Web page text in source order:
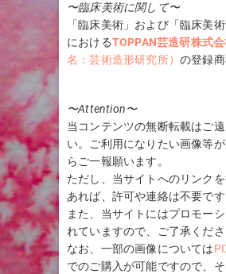
〜臨床美術に関して〜
「臨床美術」および「臨床美
におけるTOPPAN芸造研株式
名：芸術造形研究所） の登録商
〜Attention〜
当コンテンツの無断転載はご遠
い。ご利用になりたい画像等
らご一報願います。
ただし、当サイトへのリンク
あれば、許可や連絡は不要です
また、当サイトにはプロモー
れていますので、ご了承くださ
なお、一部の画像については
でのご購入が可能ですので、